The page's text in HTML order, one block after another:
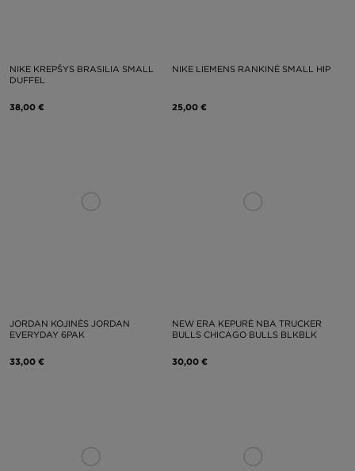
NIKE KREPŠYS BRASILIA SMALL
DUFFEL
38,00 €
NIKE LIEMENS RANKINĖ SMALL HIP
25,00 €
JORDAN KOJINĖS JORDAN
EVERYDAY 6PAK
33,00 €
NEW ERA KEPURĖ NBA TRUCKER
BULLS CHICAGO BULLS BLKBLK
30,00 €